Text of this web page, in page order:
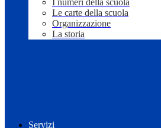
I numeri della scuola
Le carte della scuola
Organizzazione
La storia
Servizi